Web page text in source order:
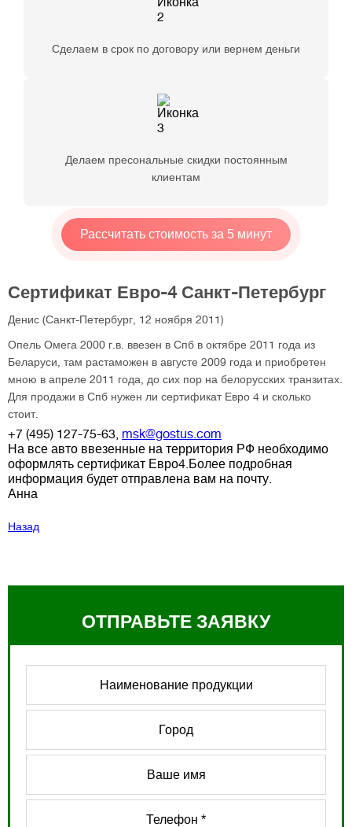
Сделаем в срок по договору или вернем деньги
Делаем пресональные скидки постоянным
клиентам
Рассчитать стоимость за 5 минут
Сертификат Евро-4 Санкт-Петербург
Денис (Санкт-Петербург, 12 ноября 2011)
Опель Омега 2000 г.в. ввезен в Спб в октябре 2011 года из
Беларуси, там растаможен в августе 2009 года и приобретен
мною в апреле 2011 года, до сих пор на белорусских транзитах.
Для продажи в Спб нужен ли сертификат Евро 4 и сколько
стоит.
+7 (495) 127-75-63, msk@gostus.com
На все авто ввезенные на территория РФ необходимо
оформлять сертификат Евро4.Более подробная
информация будет отправлена вам на почту.
Анна
Назад
ОТПРАВЬТЕ ЗАЯВКУ